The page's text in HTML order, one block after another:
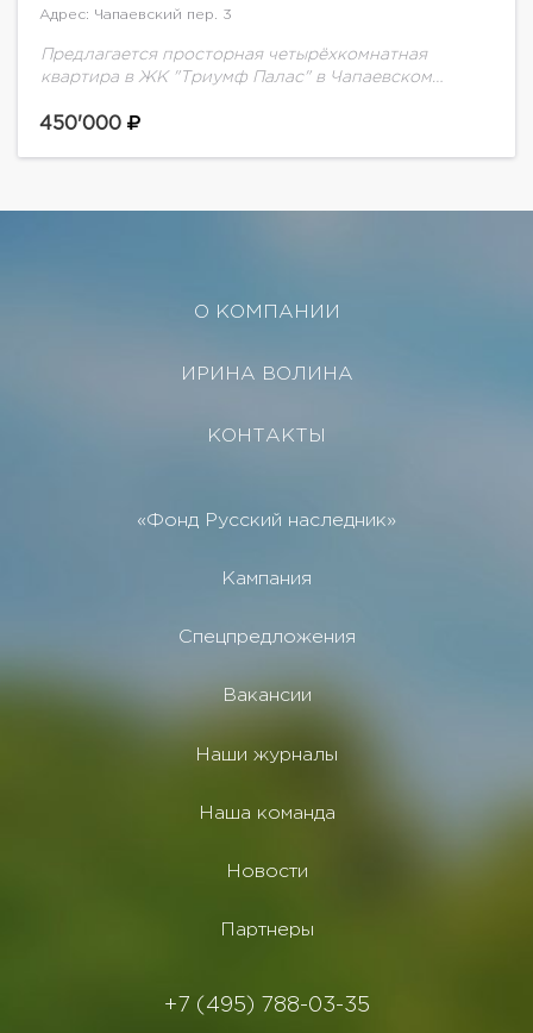
Адрес: Чапаевский пер. 3
Предлагается просторная четырёхкомнатная
квартира в ЖК "Триумф Палас" в Чапаевском
спальни (24, 12, 18 кв.м), комната свободного
450'000
О КОМПАНИИ
ИРИНА ВОЛИНА
КОНТАКТЫ
«Фонд Русский наследник»
Кампания
Спецпредложения
Вакансии
Наши журналы
Наша команда
Новости
Партнеры
+7 (495) 788-03-35